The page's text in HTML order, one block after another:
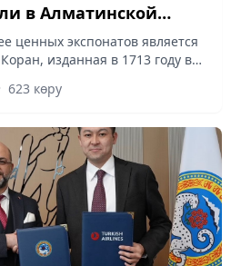
в Алматинской
ценных экспонатов является
изданная в 1713 году в
623 көру